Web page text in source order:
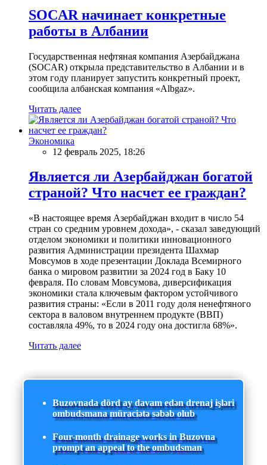
SOCAR начинает конкретные
работы в Албании
Государственная нефтяная компания Азербайджана
(SOCAR) открыла представительство в Албании и в
этом году планирует запустить конкретный проект,
сообщила албанская компания «Albgaz».
Читать далее
Экономика
12 февраль 2025, 18:26
Является ли Азербайджан богатой
страной? Что насчет ее граждан?
«В настоящее время Азербайджан входит в число 54
стран со средним уровнем дохода», - сказал заведующий
отделом экономики и политики инновационного
развития Администрации президента Шахмар
Мовсумов в ходе презентации Доклада Всемирного
банка о мировом развитии за 2024 год в Баку 10
февраля. По словам Мовсумова, диверсификация
экономики стала ключевым фактором устойчивого
развития страны: «Если в 2011 году доля ненефтяного
сектора в валовом внутреннем продукте (ВВП)
составляла 49%, то в 2024 году она достигла 68%».
Читать далее
Buzovnada dörd ay davam edən drenaj işləri
ombudsmana müraciətə səbəb olub
Four-month drainage works in Buzovna
prompt an appeal to the ombudsman